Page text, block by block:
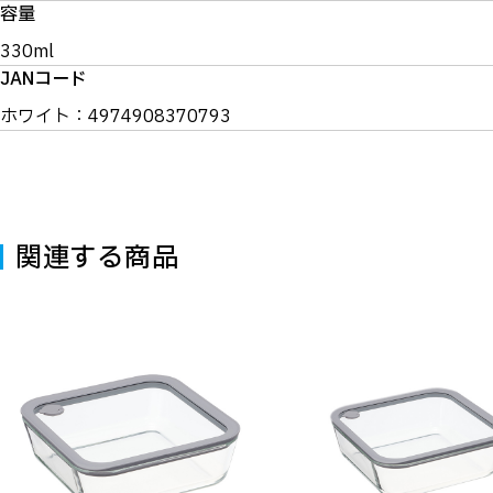
容量
330ml
JANコード
ホワイト：4974908370793
関連する商品